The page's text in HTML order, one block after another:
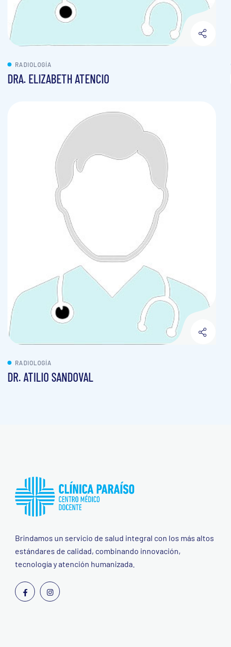
RADIOLOGÍA
DRA. ELIZABETH ATENCIO
RADIOLOGÍA
DR. ATILIO SANDOVAL
Brindamos un servicio de salud integral con los más altos
estándares de calidad, combinando innovación,
tecnología y atención humanizada.